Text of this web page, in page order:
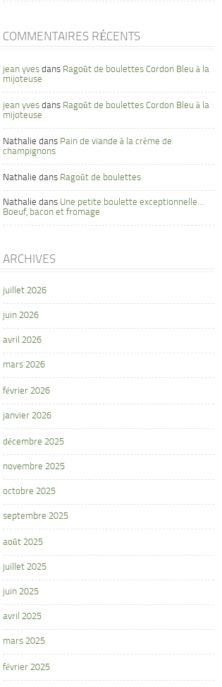
COMMENTAIRES RÉCENTS
jean yves dans Ragoût de boulettes Cordon Bleu à la
mijoteuse
jean yves dans Ragoût de boulettes Cordon Bleu à la
mijoteuse
Nathalie dans Pain de viande à la crème de
champignons
Nathalie dans Ragoût de boulettes
Nathalie dans Une petite boulette exceptionnelle…
Boeuf, bacon et fromage
ARCHIVES
juillet 2026
juin 2026
avril 2026
mars 2026
février 2026
janvier 2026
décembre 2025
novembre 2025
octobre 2025
septembre 2025
août 2025
juillet 2025
juin 2025
avril 2025
mars 2025
février 2025